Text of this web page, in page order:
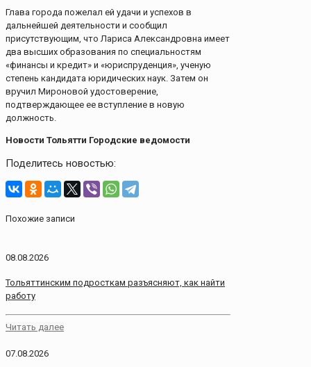
Глава города пожелал ей удачи и успехов в
дальнейшей деятельности и сообщил
присутствующим, что Лариса Александровна имеет
два высших образования по специальностям
«финансы и кредит» и «юриспруденция», ученую
степень кандидата юридических наук. Затем он
вручил Мироновой удостоверение,
подтверждающее ее вступление в новую
должность.
Новости Тольятти Городские ведомости
Поделитесь новостью:
Похожие записи
08.08.2026
Тольяттинским подросткам разъясняют, как найти
работу
Читать далее
07.08.2026